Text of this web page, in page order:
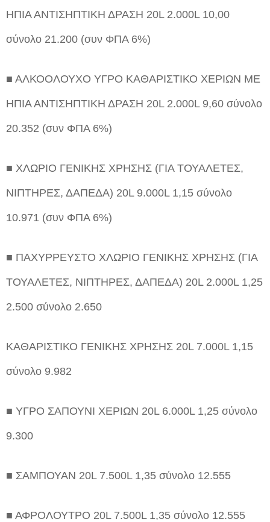
ΗΠΙΑ ΑΝΤΙΣΗΠΤΙΚΗ ΔΡΑΣΗ 20L 2.000L 10,00
σύνολο 21.200 (συν ΦΠΑ 6%)
■ ΑΛΚΟΟΛΟΥΧΟ ΥΓΡΟ ΚΑΘΑΡΙΣΤΙΚΟ ΧΕΡΙΩΝ ΜΕ
ΗΠΙΑ ΑΝΤΙΣΗΠΤΙΚΗ ΔΡΑΣΗ 20L 2.000L 9,60 σύνολο
20.352 (συν ΦΠΑ 6%)
■ ΧΛΩΡΙΟ ΓΕΝΙΚΗΣ ΧΡΗΣΗΣ (ΓΙΑ ΤΟΥΑΛΕΤΕΣ,
ΝΙΠΤΗΡΕΣ, ΔΑΠΕΔΑ) 20L 9.000L 1,15 σύνολο
10.971 (συν ΦΠΑ 6%)
■ ΠΑΧΥΡΡΕΥΣΤΟ ΧΛΩΡΙΟ ΓΕΝΙΚΗΣ ΧΡΗΣΗΣ (ΓΙΑ
ΤΟΥΑΛΕΤΕΣ, ΝΙΠΤΗΡΕΣ, ΔΑΠΕΔΑ) 20L 2.000L 1,25
2.500 σύνολο 2.650
ΚΑΘΑΡΙΣΤΙΚΟ ΓΕΝΙΚΗΣ ΧΡΗΣΗΣ 20L 7.000L 1,15
σύνολο 9.982
■ ΥΓΡΟ ΣΑΠΟΥΝΙ ΧΕΡΙΩΝ 20L 6.000L 1,25 σύνολο
9.300
■ ΣΑΜΠΟΥΑΝ 20L 7.500L 1,35 σύνολο 12.555
■ ΑΦΡΟΛΟΥΤΡΟ 20L 7.500L 1,35 σύνολο 12.555